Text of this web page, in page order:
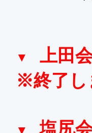
上田
※終了し
塩尻